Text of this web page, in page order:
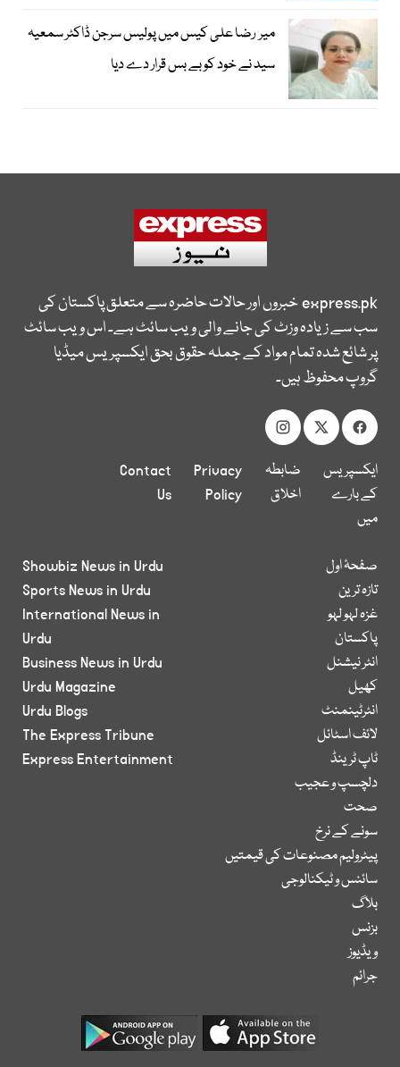
میر رضا علی کیس میں پولیس سرجن ڈاکٹر سمعیہ
سید نے خود کو بے بس قرار دے دیا
express.pkخبروں اور حالات حاضرہ سے متعلق پاکستان کی
سب سے زیادہ وزٹ کی جانے والی ویب سائٹ ہے۔ اس ویب سائٹ
پر شائع شدہ تمام مواد کے جملہ حقوق بحق ایکسپریس میڈیا
گروپ محفوظ ہیں۔
ایکسپریس
کے بارے
میں
ضابطہ
اخلاق
Privacy
Policy
Contact
Us
صفحۂ اول
تازہ ترین
غزہ لہو لہو
پاکستان
انٹر نیشنل
کھیل
انٹرٹینمنٹ
لائف اسٹائل
ٹاپ ٹرینڈ
دلچسپ و عجیب
صحت
سونے کے نرخ
پیٹرولیم مصنوعات کی قیمتیں
سائنس و ٹیکنالوجی
بلاگ
بزنس
ویڈیوز
جرائم
Showbiz News in Urdu
Sports News in Urdu
International News in
Urdu
Business News in Urdu
Urdu Magazine
Urdu Blogs
The Express Tribune
Express Entertainment